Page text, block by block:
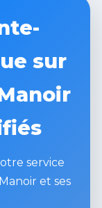
sur
service
et ses